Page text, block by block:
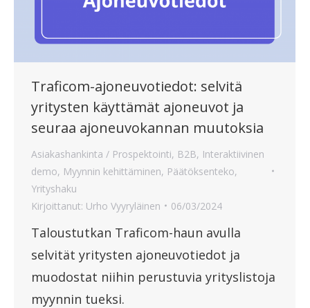
Traficom-ajoneuvotiedot: selvitä
yritysten käyttämät ajoneuvot ja
seuraa ajoneuvokannan muutoksia
Asiakashankinta / Prospektointi, B2B, Interaktiivinen
demo, Myynnin kehittäminen, Päätöksenteko,
Yrityshaku
Kirjoittanut: Urho Vyyryläinen 06/03/2024
Taloustutkan Traficom-haun avulla
selvität yritysten ajoneuvotiedot ja
muodostat niihin perustuvia yrityslistoja
myynnin tueksi.